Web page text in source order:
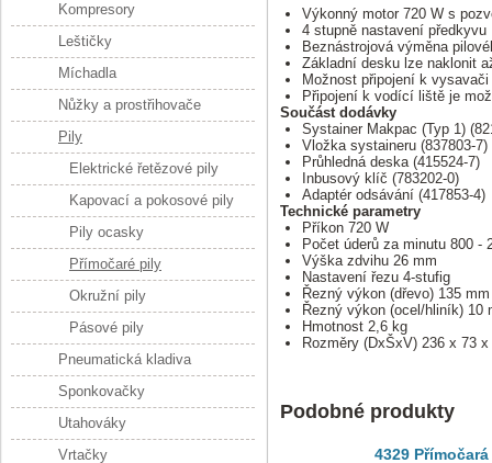
Výkonný motor 720 W s
4 stupně nastavení předkyvu
Beznástrojová výměna
Základní desku lze naklonit
Možnost připojení k vysavači
Připojení k vodící liště je
Součást dodávky
Systainer Makpac (Typ 1)
Vložka systaineru (837803-7)
Průhledná deska (415524-7)
Inbusový klíč (783202-0)
Adaptér odsávání (417853-4)
Technické parametry
Příkon 720 W
Počet úderů za minutu 800 -
Výška zdvihu 26 mm
Nastavení řezu 4-stufig
Řezný výkon (dřevo) 135
Řezný výkon (ocel/hliník) 10
Hmotnost 2,6 kg
Rozměry (DxŠxV) 236 x 73
Podobné produkty
4329 Přímočará
Kompresory
Leštičky
Míchadla
Nůžky a prostřihovače
Pily
Elektrické řetězové pily
Kapovací a pokosové pily
Pily ocasky
Přímočaré pily
Okružní pily
Pásové pily
Pneumatická kladiva
Sponkovačky
Utahováky
Vrtačky